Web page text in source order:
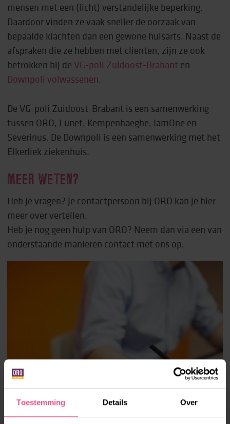
Toestemming Details Over
mensen met een (licht) verstandelijke beperking.
Daardoor vinden ze vaak sneller de oorzaak van
bepaalde klachten dan een gewone huisarts. Naast de
afspraken die ze hebben met cliënten, zijn ze ook
betrokken bij de VG-poli Zuidoost-Brabant en
Downpoli volwassenen.
De VG-poli Zuidoost-Brabant is een samenwerking
tussen ORO, Lunet, Kempenhaeghe, IamOne en
Severinus. De Downpoli is een samenwerking met het
Elkerliek ziekenhuis.
MEER WETEN?
Heb je vragen? Je contactpersoon bij ORO kan je hier
meer over vertellen.
Heb je nog geen hulp van ORO? Neem dan via een van
onderstaande manieren contact met ons op.